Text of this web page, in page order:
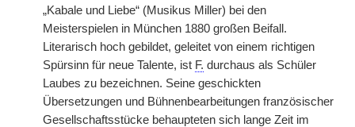
„Kabale und Liebe“ (Musikus Miller) bei den
Meisterspielen in München 1880 großen Beifall.
Literarisch hoch gebildet, geleitet von einem richtigen
Spürsinn für neue Talente, ist F. durchaus als Schüler
Laubes zu bezeichnen. Seine geschickten
Übersetzungen und Bühnenbearbeitungen französischer
Gesellschaftsstücke behaupteten sich lange Zeit im